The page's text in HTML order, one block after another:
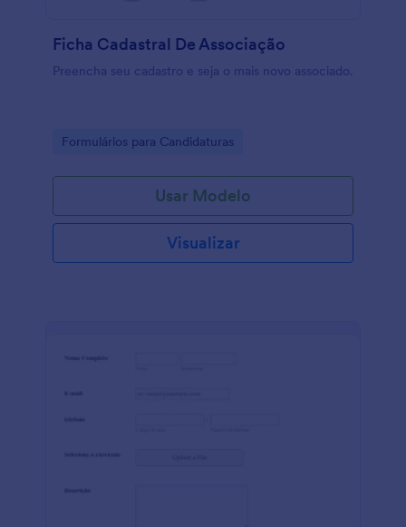
Ficha Cadastral De Associação
Preencha seu cadastro e seja o mais novo associado.
Go to Category:
Formulários para Candidaturas
Usar Modelo
Visualizar